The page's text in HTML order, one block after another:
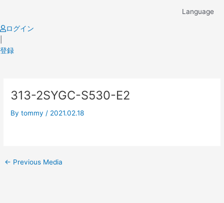
content
Language
ログイン
登録
313-2SYGC-S530-E2
Bytommy / 2021.02.18
navigation
← Previous Media